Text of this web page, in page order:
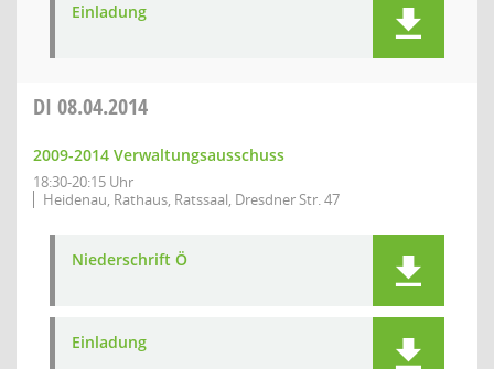
Einladung
DI 08.04.2014
2009-2014 Verwaltungsausschuss
18:30-20:15 Uhr
Heidenau, Rathaus, Ratssaal, Dresdner Str. 47
Niederschrift Ö
Einladung